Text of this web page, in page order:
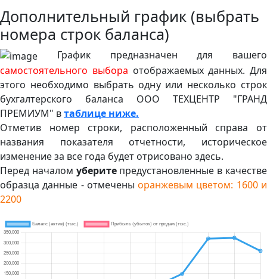
Дополнительный график (выбрать
номера строк баланса)
График предназначен для вашего
самостоятельного выбора отображаемых данных. Для
этого необходимо выбрать одну или несколько строк
бухгалтерского баланса ООО ТЕХЦЕНТР "ГРАНД
ПРЕМИУМ" втаблице ниже.
Отметив номер строки, расположенный справа от
названия показателя отчетности, историческое
изменение за все года будет отрисовано здесь.
Перед началом уберитепредустановленные в качестве
образца данные - отмеченыоранжевым цветом: 1600 и
2200